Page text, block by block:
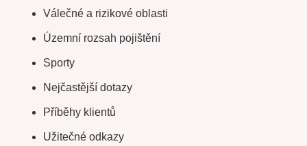
Válečné a rizikové oblasti
Územní rozsah pojištění
Sporty
Nejčastější dotazy
Příběhy klientů
Užitečné odkazy